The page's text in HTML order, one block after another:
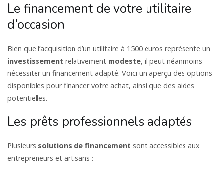
Le financement de votre utilitaire
d’occasion
Bien que l’acquisition d’un utilitaire à 1500 euros représente un
investissement relativement modeste, il peut néanmoins
nécessiter un financement adapté. Voici un aperçu des options
disponibles pour financer votre achat, ainsi que des aides
potentielles.
Les prêts professionnels adaptés
Plusieurs solutions de financement sont accessibles aux
entrepreneurs et artisans :